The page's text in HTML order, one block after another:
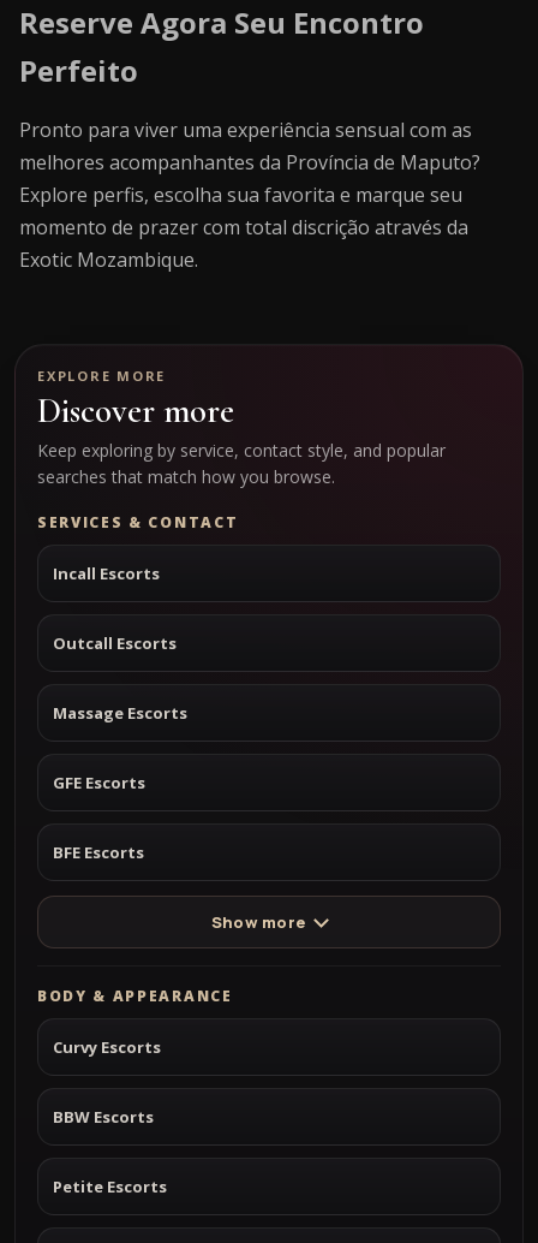
Reserve Agora Seu Encontro
Perfeito
Pronto para viver uma experiência sensual com as
melhores acompanhantes da Província de Maputo?
Explore perfis, escolha sua favorita e marque seu
momento de prazer com total discrição através da
Exotic Mozambique.
EXPLORE MORE
Discover more
Keep exploring by service, contact style, and popular
searches that match how you browse.
SERVICES & CONTACT
Incall Escorts
Outcall Escorts
Massage Escorts
GFE Escorts
BFE Escorts
Show more
BODY & APPEARANCE
Curvy Escorts
BBW Escorts
Petite Escorts